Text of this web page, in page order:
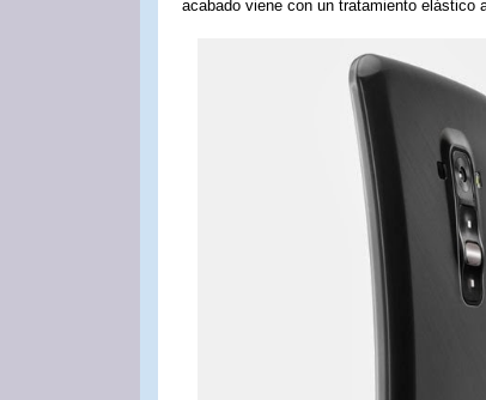
acabado viene con un tratamiento elástico